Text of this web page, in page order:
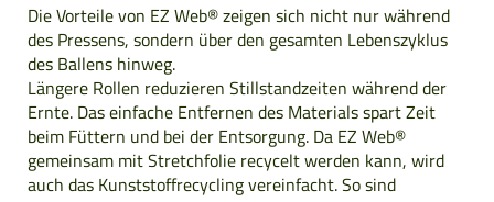
Die Vorteile von EZ Web® zeigen sich nicht nur während
des Pressens, sondern über den gesamten Lebenszyklus
des Ballens hinweg.
Längere Rollen reduzieren Stillstandzeiten während der
Ernte. Das einfache Entfernen des Materials spart Zeit
beim Füttern und bei der Entsorgung. Da EZ Web®
gemeinsam mit Stretchfolie recycelt werden kann, wird
auch das Kunststoffrecycling vereinfacht. So sind